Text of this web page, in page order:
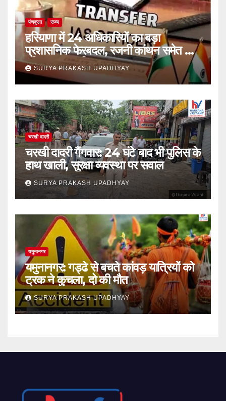
पंचकूला राज्य
हरियाणा में 24 अधिकारियों का बड़ा
प्रशासनिक फेरबदल, रजनी कांथन समेत कई
वरिष्ठ IAS शामिल
SURYA PRAKASH UPADHYAY
चरखी दादरी
चरखी दादरी गैंगवार: 24 घंटे बाद भी पुलिस के
हाथ खाली, सुरक्षा व्यवस्था पर सवाल
SURYA PRAKASH UPADHYAY
यमुनानगर
यमुनानगर: गड्ढे से बचते कांवड़ यात्रियों को
ट्रक ने कुचला, दो की मौत
SURYA PRAKASH UPADHYAY